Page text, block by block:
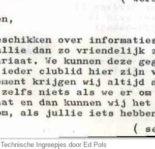
Technische Ingreepjes door Ed Pols